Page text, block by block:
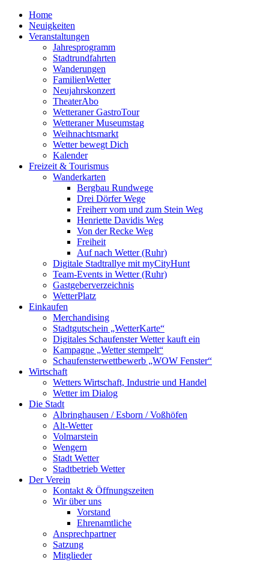
Home
Neuigkeiten
Veranstaltungen
Jahresprogramm
Stadtrundfahrten
Wanderungen
FamilienWetter
Neujahrskonzert
TheaterAbo
Wetteraner GastroTour
Wetteraner Museumstag
Weihnachtsmarkt
Wetter bewegt Dich
Kalender
Freizeit & Tourismus
Wanderkarten
Bergbau Rundwege
Drei Dörfer Wege
Freiherr vom und zum Stein Weg
Henriette Davidis Weg
Von der Recke Weg
Freiheit
Auf nach Wetter (Ruhr)
Digitale Stadtrallye mit myCityHunt
Team-Events in Wetter (Ruhr)
Gastgeberverzeichnis
WetterPlatz
Einkaufen
Merchandising
Stadtgutschein „WetterKarte“
Digitales Schaufenster Wetter kauft ein
Kampagne „Wetter stempelt“
Schaufensterwettbewerb „WOW Fenster“
Wirtschaft
Wetters Wirtschaft, Industrie und Handel
Wetter im Dialog
Die Stadt
Albringhausen / Esborn / Voßhöfen
Alt-Wetter​
Volmarstein
Wengern
Stadt Wetter
Stadtbetrieb Wetter
Der Verein
Kontakt & Öffnungszeiten
Wir über uns
Vorstand
Ehrenamtliche
Ansprechpartner
Satzung
Mitglieder